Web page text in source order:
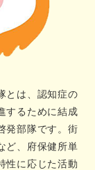
とは、認知症の
するために結成
発部隊です。街
ど、府保健所単
性に応じた活動